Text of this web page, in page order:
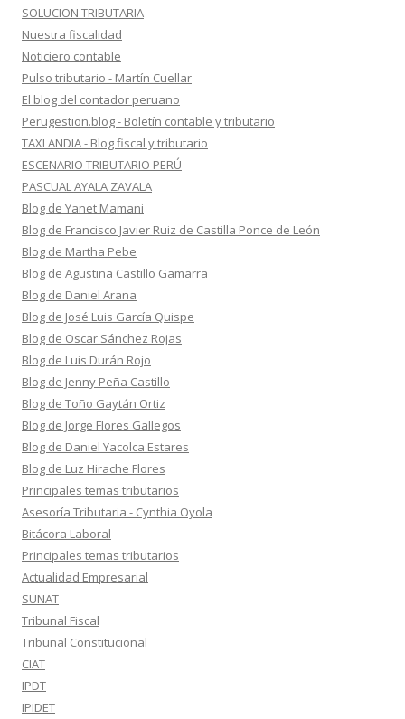
SOLUCION TRIBUTARIA
Nuestra fiscalidad
Noticiero contable
Pulso tributario - Martín Cuellar
El blog del contador peruano
Perugestion.blog - Boletín contable y tributario
TAXLANDIA - Blog fiscal y tributario
ESCENARIO TRIBUTARIO PERÚ
PASCUAL AYALA ZAVALA
Blog de Yanet Mamani
Blog de Francisco Javier Ruiz de Castilla Ponce de León
Blog de Martha Pebe
Blog de Agustina Castillo Gamarra
Blog de Daniel Arana
Blog de José Luis García Quispe
Blog de Oscar Sánchez Rojas
Blog de Luis Durán Rojo
Blog de Jenny Peña Castillo
Blog de Toño Gaytán Ortiz
Blog de Jorge Flores Gallegos
Blog de Daniel Yacolca Estares
Blog de Luz Hirache Flores
Principales temas tributarios
Asesoría Tributaria - Cynthia Oyola
Bitácora Laboral
Principales temas tributarios
Actualidad Empresarial
SUNAT
Tribunal Fiscal
Tribunal Constitucional
CIAT
IPDT
IPIDET